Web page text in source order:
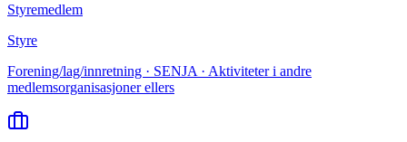
Styremedlem
Styre
Forening/lag/innretning · SENJA · Aktiviteter i andre
medlemsorganisasjoner ellers